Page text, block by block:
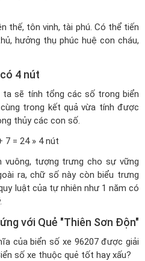
thế, tôn vinh, tài phú. Có thể tiến
hưởng thụ phúc huệ con cháu,
4 nút
ta sẽ tính tổng các số trong biển
trong kết quả vừa tính được
thủy các con số.
7 = 24 » 4 nút
vuông, tượng trưng cho sự vững
ra, chữ số này còn biểu trưng
luật của tự nhiên như 1 năm có
với Quẻ "Thiên Sơn Độn"
của biển số xe 96207 được giải
số xe thuộc quẻ tốt hay xấu?